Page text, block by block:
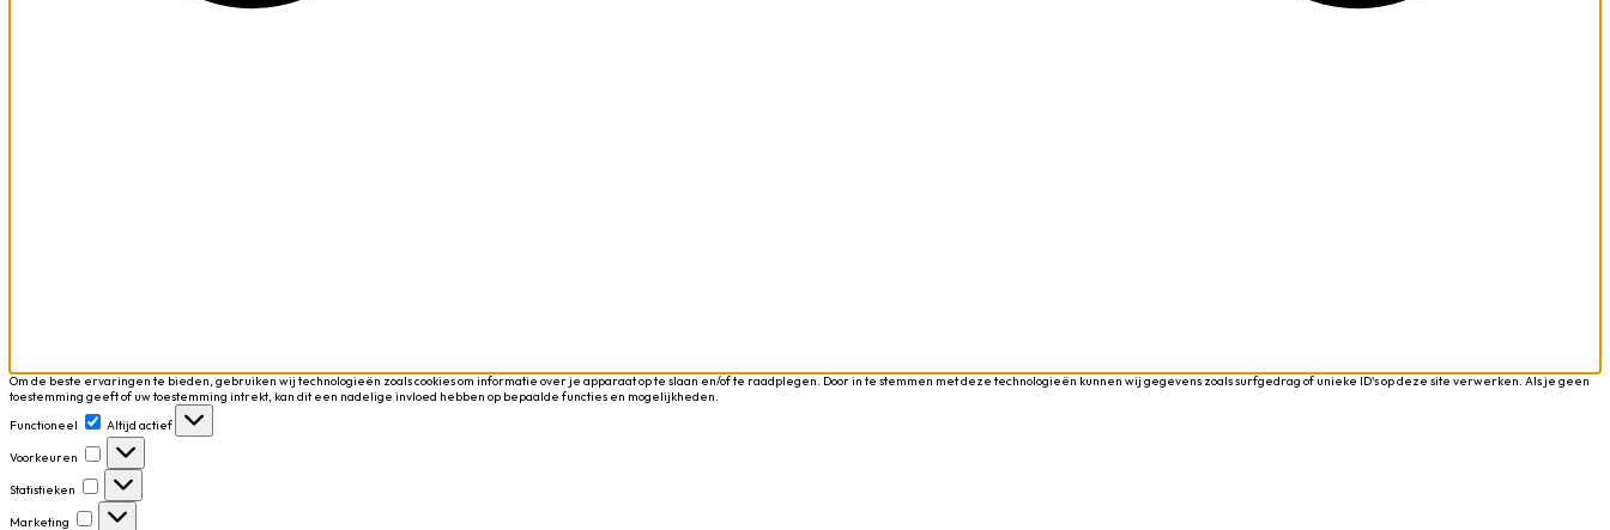
Om de beste ervaringen te bieden, gebruiken wij technologieën zoals cookies om informatie over je apparaat op te slaan en/of te raadplegen. Door in te stemmen met deze technologieën kunnen wij gegevens zoals surfgedrag of unieke ID's op deze site verwerken. Als je geen
toestemming geeft of uw toestemming intrekt, kan dit een nadelige invloed hebben op bepaalde functies en mogelijkheden.
Functioneel
Altijd actief
Voorkeuren
Voorkeuren
Statistieken
Statistieken
Marketing
Marketing